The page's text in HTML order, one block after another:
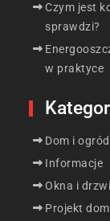
Czym jest
sprawdzi?
w praktyce
Dom i ogród
Informacje
Okna i drzwi
Projekt